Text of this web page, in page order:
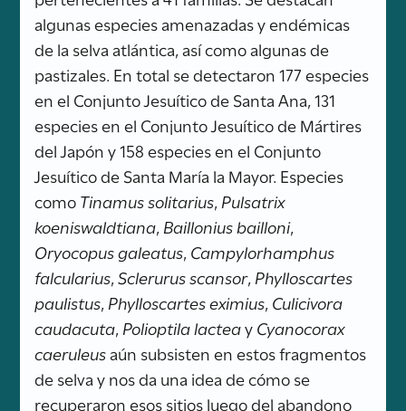
algunas especies amenazadas y endémicas
de la selva atlántica, así como algunas de
pastizales. En total se detectaron 177 especies
en el Conjunto Jesuítico de Santa Ana, 131
especies en el Conjunto Jesuítico de Mártires
del Japón y 158 especies en el Conjunto
Jesuítico de Santa María la Mayor. Especies
comoTinamus solitarius,Pulsatrix
koeniswaldtiana,Baillonius bailloni,
Oryocopus galeatus,Campylorhamphus
falcularius,Sclerurus scansor,Phylloscartes
paulistus,Phylloscartes eximius,Culicivora
caudacuta,Polioptila lacteayCyanocorax
caeruleusaún subsisten en estos fragmentos
de selva y nos da una idea de cómo se
recuperaron esos sitios luego del abandono